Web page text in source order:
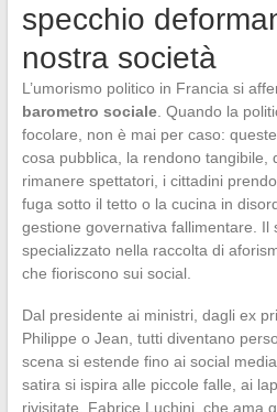
specchio
nostra società
L’umorismo politico in Francia si
barometro sociale. Quando la
focolare, non è mai per caso:
cosa pubblica, la rendono tangibile,
rimanere spettatori, i cittadini
fuga sotto il tetto o la cucina in
gestione governativa fallimentare. Il
specializzato nella raccolta di
che fioriscono sui social.
Dal presidente ai ministri, dagli ex
Philippe o Jean, tutti diventano
scena si estende fino ai social
satira si ispira alle piccole falle, ai
rivisitate. Fabrice Luchini, che ama